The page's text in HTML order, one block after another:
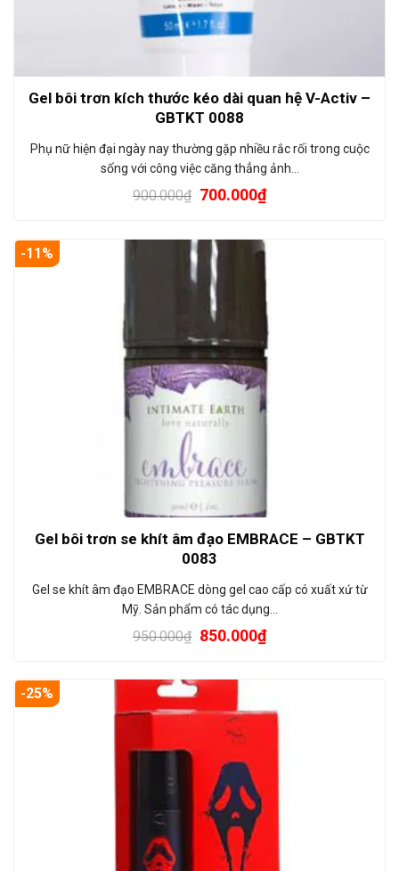
Gel bôi trơn kích thước kéo dài quan hệ V-Activ –
GBTKT 0088
Phụ nữ hiện đại ngày nay thường gặp nhiều rắc rối trong cuộc
sống với công việc căng thẳng ảnh…
900.000₫ 700.000₫
-11%
Gel bôi trơn se khít âm đạo EMBRACE – GBTKT
0083
Gel se khít âm đạo EMBRACE dòng gel cao cấp có xuất xứ từ
Mỹ. Sản phẩm có tác dụng…
950.000₫ 850.000₫
-25%